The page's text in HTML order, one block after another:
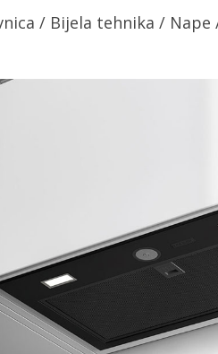
/ Bijela tehnika / Nape